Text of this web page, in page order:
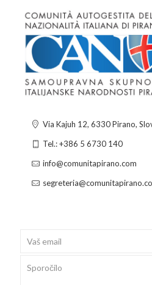
Via Kajuh 12, 6330 Pirano,
Tel.: +386 5 6730 140
info@comunitapirano.com